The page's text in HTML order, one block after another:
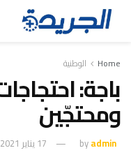
Home الوطنية
باجة:
ومحتجّين
byadmin 17 يناير 2021